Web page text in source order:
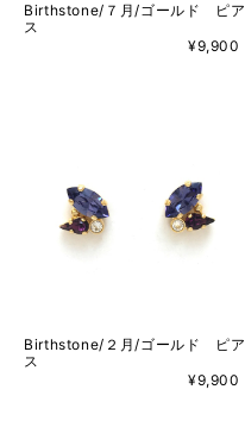
Birthstone/７月/ゴールド ピア
ス
¥9,900
Birthstone/２月/ゴールド ピア
ス
¥9,900